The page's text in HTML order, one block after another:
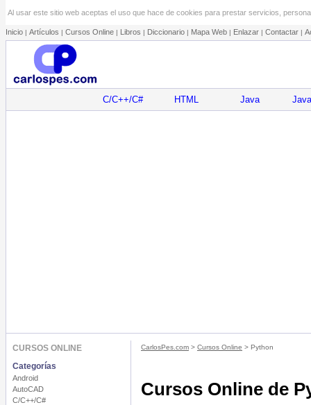
Al usar este sitio web aceptas el uso que hace de cookies para prestar servicios,
Inicio | Artículos | Cursos Online | Libros | Diccionario | Mapa Web | Enlazar | Contactar |
C/C++/C# HTML Java
CURSOS ONLINE
Categorías
Android
AutoCAD
C/C++/C#
CarlosPes.com > Cursos Online > Python
Cursos Online de